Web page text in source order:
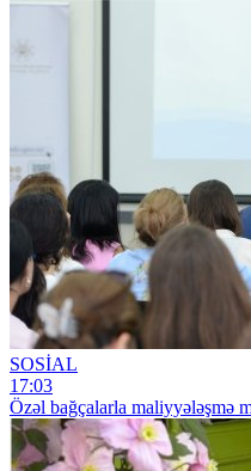
SOSİAL
17:03
Özəl bağçalarla maliyyələşmə